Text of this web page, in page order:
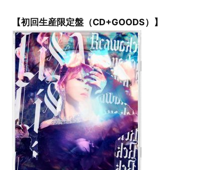
【初回生産限定盤（CD+GOODS）】